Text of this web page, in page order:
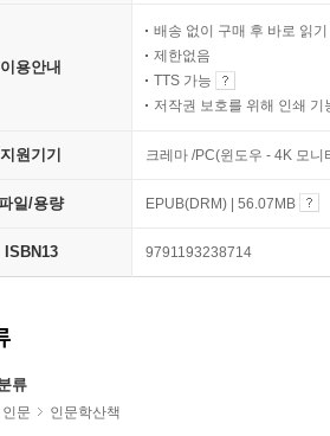
이용안내
배송 없이 구매 후 바로 읽기
제한없음
TTS 가능
저작권 보호를 위해 인쇄 기
지원기기 크레마 /PC(윈도우 - 4K 모
일/용량 EPUB(DRM) | 56.07MB
ISBN13 9791193238714
류
인문 인문학산책